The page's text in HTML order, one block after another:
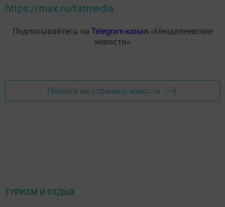
https://max.ru/tatmedia
Подписывайтесь на Telegram-канал «Менделеевские
новости»
Перейти на страницу новости
ТУРИЗМ И ОТДЫХ